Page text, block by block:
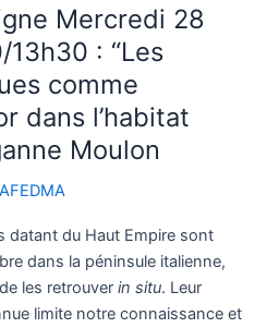
Mercredi 28
: “Les
comme
dans l’habitat
Moulon
datant du Haut Empire sont
dans la péninsule italienne,
les retrouver in situ. Leur
limite notre connaissance et